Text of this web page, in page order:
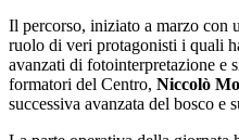
Il percorso, iniziato a marzo con
ruolo di veri protagonisti i quali
avanzati di fotointerpretazione e
formatori del Centro, Niccolò
successiva avanzata del bosco e